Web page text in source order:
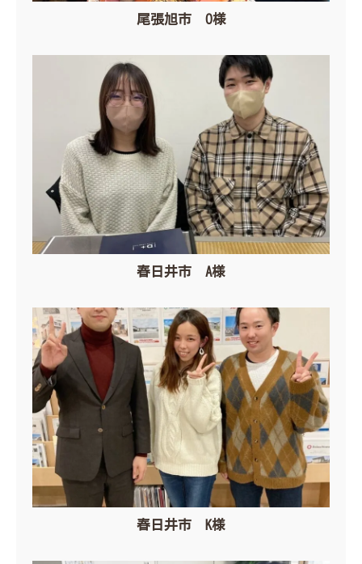
尾張旭市 O様
春日井市 A様
春日井市 K様